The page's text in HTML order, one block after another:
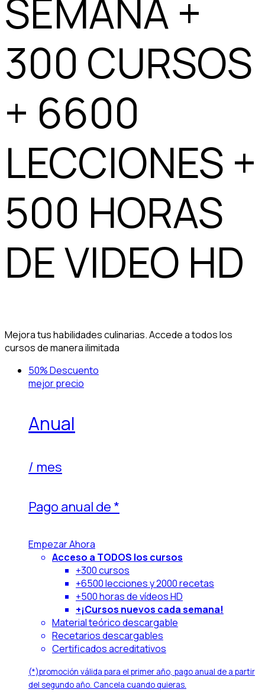
SEMANA +
300 CURSOS
+ 6600
LECCIONES +
500 HORAS
DE VIDEO HD
Mejora tus habilidades culinarias. Accede a todos los
cursos de manera ilimitada
50% Descuento
mejor precio
Anual
/ mes
Pago anual de *
Empezar Ahora
Acceso a TODOS los cursos
+300 cursos
+6500 lecciones y 2000 recetas
+500 horas de vídeos HD
+¡Cursos nuevos cada semana!
Material teórico descargable
Recetarios descargables
Certificados acreditativos
(*)promoción válida para el primer año, pago anual de a partir
del segundo año. Cancela cuando quieras.